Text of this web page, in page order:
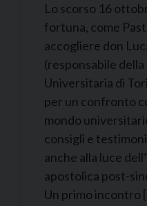
Lo scorso 16
fortuna, come
accogliere don
(responsabile
Universitaria di
per un confronto
mondo
consigli e
anche alla luce
apostolica post-
Un primo incontro